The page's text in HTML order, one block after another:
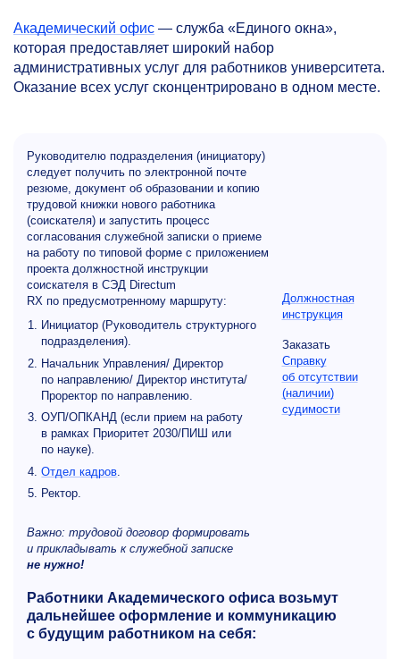
Академический офис — служба «Единого окна»,
которая предоставляет широкий набор
административных услуг для работников университета.
Оказание всех услуг сконцентрировано в одном месте.
Руководителю подразделения (инициатору)
следует получить по электронной почте
резюме, документ об образовании и копию
трудовой книжки нового работника
(соискателя) и запустить процесс
согласования служебной записки о приеме
на работу по типовой форме с приложением
проекта должностной инструкции
соискателя в СЭД Directum
RX по предусмотренному маршруту:
Инициатор (Руководитель структурного
подразделения).
Начальник Управления/ Директор
по направлению/ Директор института/
Проректор по направлению.
ОУП/ОПКАНД (если прием на работу
в рамках Приоритет 2030/ПИШ или
по науке).
Отдел кадров
Ректор.
Важно: трудовой договор формировать
и прикладывать к служебной записке
не нужно!
Должностная
инструкция
Заказать
Справку
об отсутствии
(наличии)
судимости
Работники Академического офиса возьмут
дальнейшее оформление и коммуникацию
с будущим работником на себя: